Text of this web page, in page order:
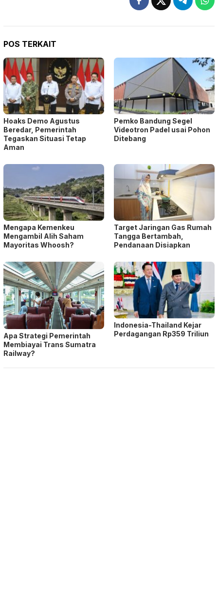
POS TERKAIT
Hoaks Demo Agustus
Beredar, Pemerintah
Tegaskan Situasi Tetap
Aman
Pemko Bandung Segel
Videotron Padel usai Pohon
Ditebang
Mengapa Kemenkeu
Mengambil Alih Saham
Mayoritas Whoosh?
Target Jaringan Gas Rumah
Tangga Bertambah,
Pendanaan Disiapkan
Apa Strategi Pemerintah
Membiayai Trans Sumatra
Railway?
Indonesia-Thailand Kejar
Perdagangan Rp359 Triliun